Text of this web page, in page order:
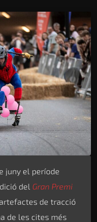
juny el període
del Gran Premi
de tracció
de les cites més